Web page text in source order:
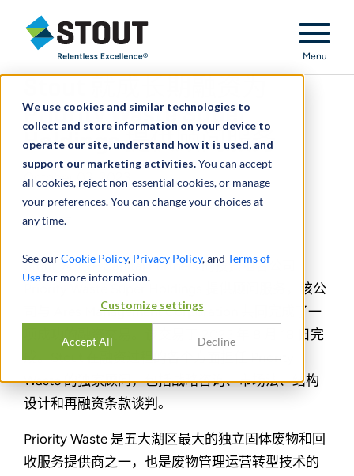
We use cookies and similar technologies to
collect and store information on your device to
operate our site, understand how it is used, and
support our marketing activities.You can accept
all cookies, reject non-essential cookies, or manage
your preferences. You can change your choices at
any time.
See ourCookie Policy, Privacy Policy, and Terms of
Usefor more information.
Customize settings
Accept All Decline
Stout Relentless Excellence
Menu
Priority Waste Super
Holdings 提供顾问服务
October 03, 2023
分享
Stout 为 TRP Capital Partners 的投资组合公司
Priority Waste Super Holdings 提供顾问服务，该公
司与 Ares Management Corporation 共同完成了一
项成功的融资交易。该交易于 2023 年 8 月 18 日完
成。Stout 在融资过程的各个方面担任 Priority
Waste 的独家顾问，包括战略咨询、市场法、结构
设计和再融资条款谈判。
Priority Waste 是五大湖区最大的独立固体废物和回
收服务提供商之一，也是废物管理运营转型技术的